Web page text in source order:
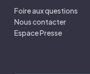
Foire aux questions
Nous contacter
Espace Presse